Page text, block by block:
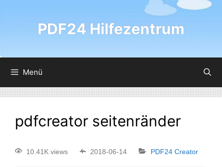
PDF24 Hilfezentrum
Menü
pdfcreator seitenränder
10.41K views 2018-06-14 PDF24 Creator